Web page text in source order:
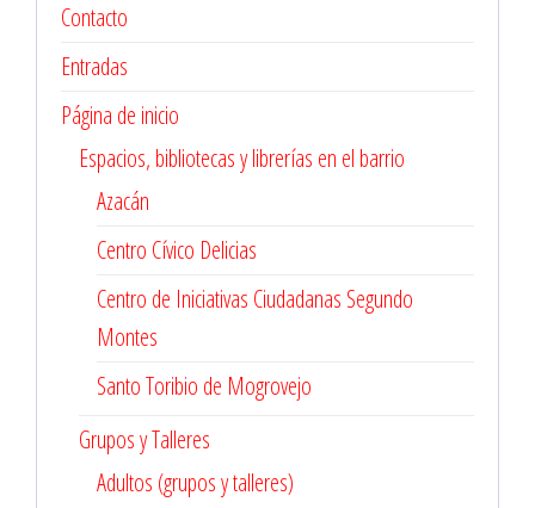
Contacto
Entradas
Página de inicio
Espacios, bibliotecas y librerías en el barrio
Azacán
Centro Cívico Delicias
Centro de Iniciativas Ciudadanas Segundo
Montes
Santo Toribio de Mogrovejo
Grupos y Talleres
Adultos (grupos y talleres)